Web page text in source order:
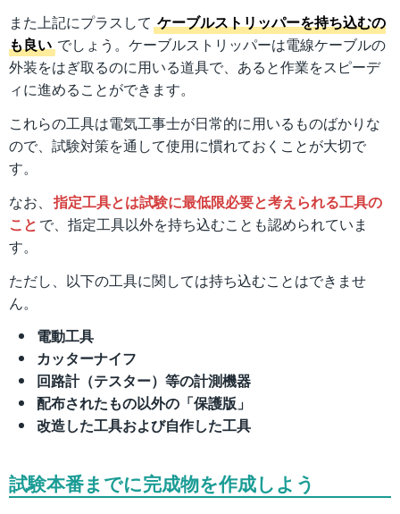
また上記にプラスして ケーブルストリッパーを持ち込むの
も良い でしょう。ケーブルストリッパーは電線ケーブルの
外装をはぎ取るのに用いる道具で、あると作業をスピーデ
ィに進めることができます。
これらの工具は電気工事士が日常的に用いるものばかりな
ので、試験対策を通して使用に慣れておくことが大切で
す。
なお、 指定工具とは試験に最低限必要と考えられる工具の
こと で、指定工具以外を持ち込むことも認められていま
す。
ただし、以下の工具に関しては持ち込むことはできませ
ん。
電動工具
カッターナイフ
回路計（テスター）等の計測機器
配布されたもの以外の「保護版」
改造した工具および自作した工具
試験本番までに完成物を作成しよう